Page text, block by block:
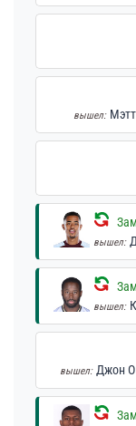
вышел:
вышел:
вышел:
вышел: Джон